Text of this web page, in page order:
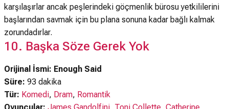
karşılaşırlar ancak peşlerindeki göçmenlik bürosu yetkililerini
başlarından savmak için bu plana sonuna kadar bağlı kalmak
zorundadırlar.
10. Başka Söze Gerek Yok
Orijinal İsmi: Enough Said
Süre: 93 dakika
Tür: Komedi, Dram, Romantik